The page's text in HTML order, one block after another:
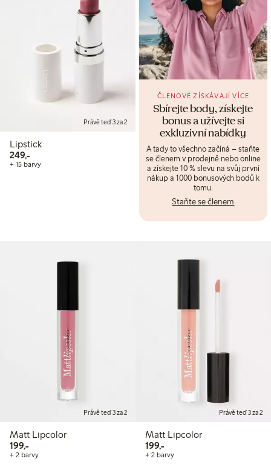
Právě teď 3 za 2
Lipstick
249,-249,00 Kč
+ 15 barvy
Sbírejte body, získejte
bonus a užívejte si
exkluzivní nabídky
ČLENOVÉ ZÍSKÁVAJÍ VÍCE
A tady to všechno začíná – staňte
se členem v prodejně nebo online
a získejte 10 % slevu na svůj první
nákup a 1000 bonusových bodů k
tomu.
Staňte se členem
Právě teď 3 za 2
Matt Lipcolor
199,-199,00 Kč
+ 2 barvy
Právě teď 3 za 2
Matt Lipcolor
199,-199,00 Kč
+ 2 barvy